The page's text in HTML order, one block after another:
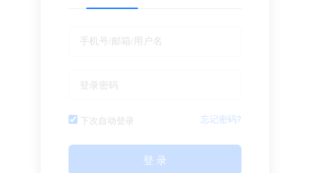
下次自动登录 忘记密码?
登 录